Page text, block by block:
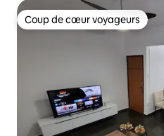
Coup de cœur voyageurs
Coup de cœur voyageurs